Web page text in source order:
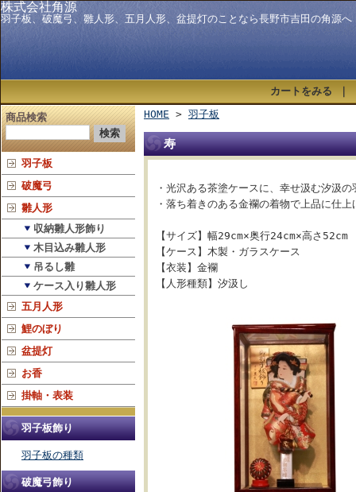
株式会社角源
羽子板、破魔弓、雛人形、五月人形、盆提灯のことなら長野市吉田の角源へ
カートをみる
商品検索
羽子板
破魔弓
雛人形
収納雛人形飾り
木目込み雛人形
吊るし雛
ケース入り雛人形
五月人形
鯉のぼり
盆提灯
お香
掛軸・表装
羽子板飾り
羽子板の種類
破魔弓飾り
HOME > 羽子板
寿
・光沢ある茶塗ケースに、幸せ汲む汐汲
・落ち着きのある金襴の着物で上品に仕上
【サイズ】幅29cm×奥行24cm×高さ52cm
【ケース】木製・ガラスケース
【衣装】金襴
【人形種類】汐汲し